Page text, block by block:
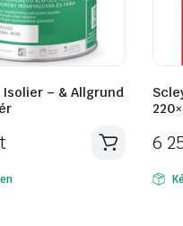
Isolier – & Allgrund
6